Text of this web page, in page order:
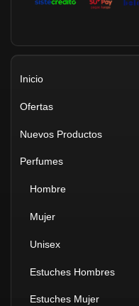
Inicio
Ofertas
Nuevos Productos
Perfumes
Hombre
Mujer
Unisex
Estuches Hombres
Estuches Mujer